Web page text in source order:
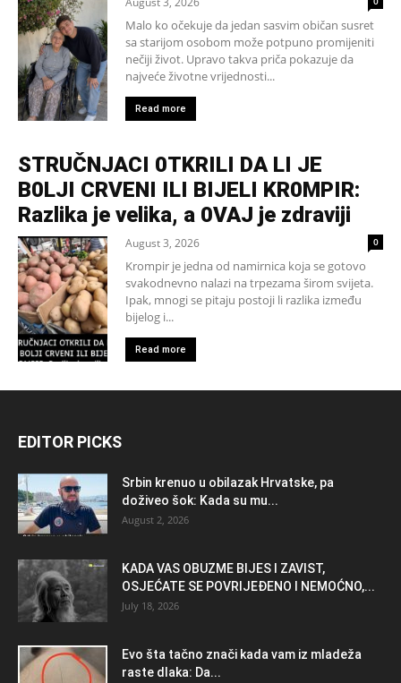
Malo ko očekuje da jedan sasvim običan susret
sa starijom osobom može potpuno promijeniti
nečiji život. Upravo takva priča pokazuje da
najveće životne vrijednosti...
Read more
STRUČNJACI 0TKRILI DA LI JE
B0LJI CRVENI ILI BIJELI KR0MPIR:
Razlika je velika, a 0VAJ je zdraviji
August 3, 2026 0
Krompir je jedna od namirnica koja se gotovo
svakodnevno nalazi na trpezama širom svijeta.
Ipak, mnogi se pitaju postoji li razlika između
bijelog i...
Read more
EDITOR PICKS
Srbin krenuo u obilazak Hrvatske, pa
doživeo šok: Kada su mu...
August 2, 2026
KADA VAS OBUZME BIJES I ZAVIST,
OSJEĆATE SE POVRIJEĐENO I NEMOĆNO,...
July 18, 2026
Evo šta tačno znači kada vam iz mladeža
raste dlaka: Da...